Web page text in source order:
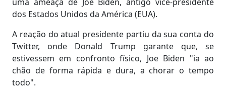
dos Estados Unidos da América (EUA).
A reação do atual presidente partiu da sua conta do
Twitter, onde Donald Trump garante que, se
estivessem em confronto físico, Joe Biden "ia ao
chão de forma rápida e dura, a chorar o tempo
todo".